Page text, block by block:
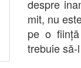
despre
mit, nu
pe o
trebuie